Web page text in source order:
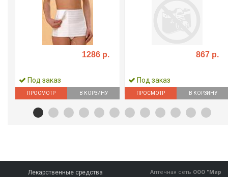
1286 р.
Под заказ
ПРОСМОТР В КОРЗИНУ
867 р.
Под заказ
ПРОСМОТР В КОРЗИНУ
Лекарственные средства Аптечная сеть ООО "Мир